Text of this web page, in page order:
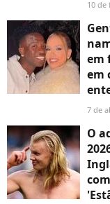
10 de
em
em
7 de
O